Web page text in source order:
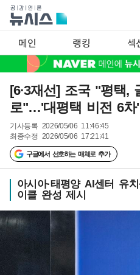
메인 랭킹 섹
[6·3재선] 조국 "평택,
로"…'대평택 비전 6차
기사등록 2026/05/06 11:46:45
최종수정 2026/05/06 17:21:41
구글에서 선호하는 매체로 추가
아시아·태평양 AI센터 유
이클 완성 제시